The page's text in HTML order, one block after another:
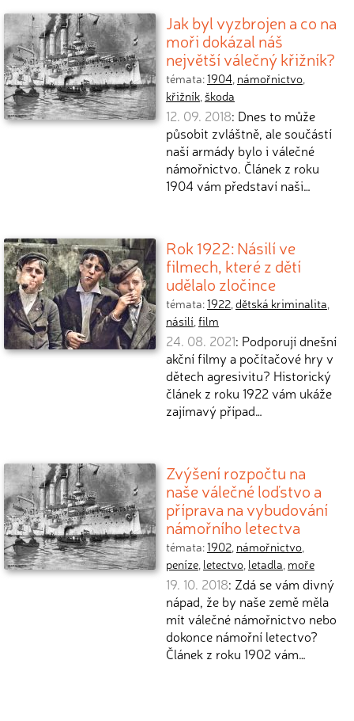
Jak byl vyzbrojen a co na
moři dokázal náš
největší válečný křižník?
témata:1904, námořnictvo,
křižník, škoda
12. 09. 2018: Dnes to může
působit zvláštně, ale součástí
naší armády bylo i válečné
námořnictvo. Článek z roku
1904 vám představí naši…
Rok 1922: Násilí ve
filmech, které z dětí
udělalo zločince
témata:1922,dětská kriminalita,
násilí,film
24. 08. 2021: Podporují dnešní
akční filmy a počítačové hry v
dětech agresivitu? Historický
článek z roku 1922 vám ukáže
zajímavý případ…
Zvýšení rozpočtu na
naše válečné loďstvo a
příprava na vybudování
námořního letectva
témata:1902, námořnictvo,
peníze, letectvo, letadla, moře
19. 10. 2018: Zdá se vám divný
nápad, že by naše země měla
mít válečné námořnictvo nebo
dokonce námořní letectvo?
Článek z roku 1902 vám…